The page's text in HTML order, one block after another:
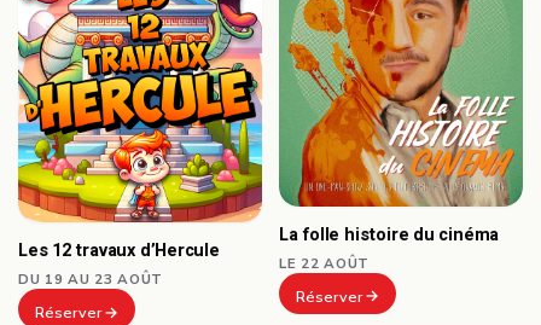
Les 12 travaux d’Hercule
DU 19 AU 23 AOÛT
Réserver
La folle histoire du cinéma
LE 22 AOÛT
Réserver